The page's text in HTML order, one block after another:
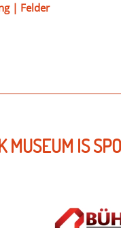
| Felder
MUSEUM IS